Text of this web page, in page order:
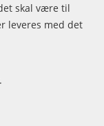
skal være til
leveres med det